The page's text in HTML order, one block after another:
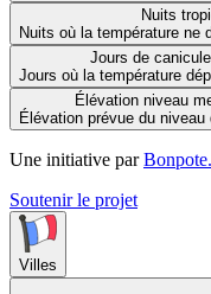
Nuits
Nuits où la température ne
Jours de canicule
Jours où la température
Élévation niveau
Élévation prévue du niveau
Une initiative par
Soutenir le projet
Villes